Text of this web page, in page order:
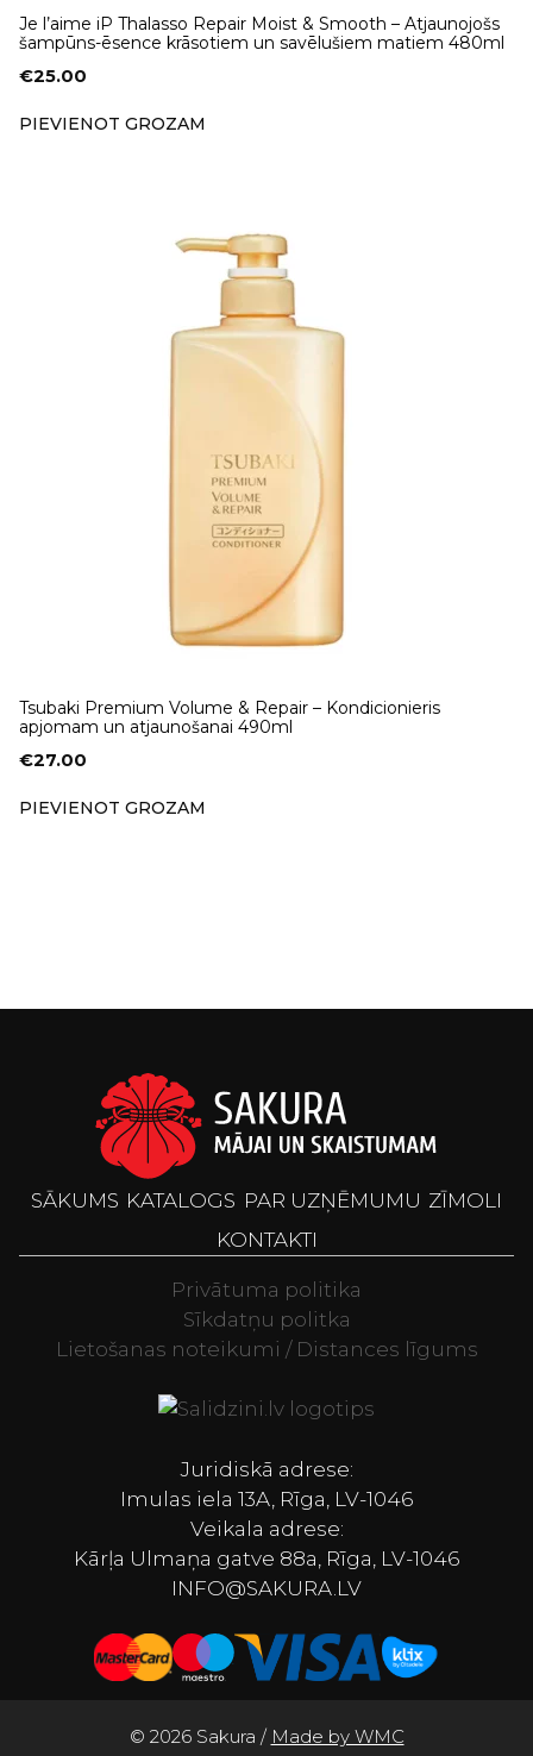
Je l’aime iP Thalasso Repair Moist & Smooth – Atjaunojošs
šampūns-ēsence krāsotiem un savēlušiem matiem 480ml
€25.00
PIEVIENOT GROZAM
Tsubaki Premium Volume & Repair – Kondicionieris
apjomam un atjaunošanai 490ml
€27.00
PIEVIENOT GROZAM
SĀKUMS KATALOGS PAR UZŅĒMUMU ZĪMOLI
KONTAKTI
Privātuma politika
Sīkdatņu politka
Lietošanas noteikumi / Distances līgums
Juridiskā adrese:
Imulas iela 13A, Rīga, LV-1046
Veikala adrese:
Kārļa Ulmaņa gatve 88a, Rīga, LV-1046
INFO@SAKURA.LV
© 2026 Sakura / Made by WMC